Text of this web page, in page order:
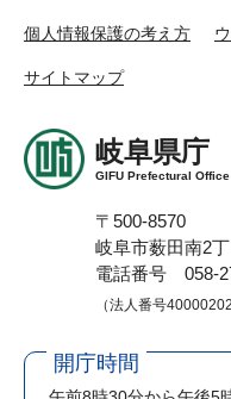
個人情報保護の考え方
サイトマップ
岐阜県庁
GIFU Prefectural Office
〒500-8570
岐阜市薮田南2
電話番号 058-
（法人番号
開庁時間